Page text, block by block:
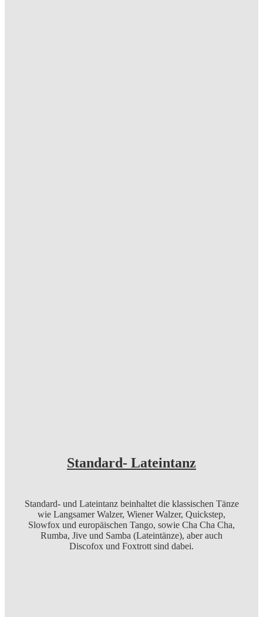
Standard- Lateintanz
Standard- und Lateintanz beinhaltet die klassischen Tänze
wie Langsamer Walzer, Wiener Walzer, Quickstep,
Slowfox und europäischen Tango, sowie Cha Cha Cha,
Rumba, Jive und Samba (Lateintänze), aber auch
Discofox und Foxtrott sind dabei.